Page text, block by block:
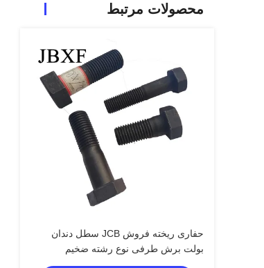
محصولات مرتبط
حفاری ریخته فروش JCB سطل دندان
بولت برش طرفی نوع رشته ضخیم